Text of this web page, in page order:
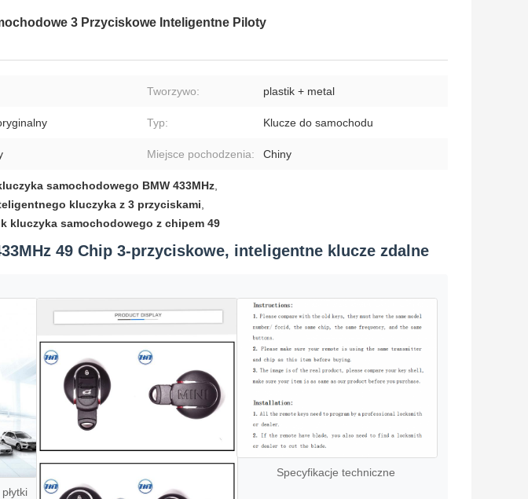
3 Przyciskowe Inteligentne Piloty
Tworzywo: plastik + metal
Typ: Klucze do samochodu
Miejsce pochodzenia: Chiny
samochodowego BMW 433MHz,
kluczyka z 3 przyciskami,
kluczyka samochodowego z chipem 49
49 Chip 3-przyciskowe, inteligentne klucze zdalne
Specyfikacje techniczne